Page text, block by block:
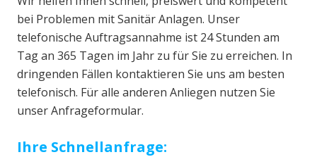
bei Problemen mit Sanitär Anlagen. Unser
telefonische Auftragsannahme ist 24 Stunden am
Tag an 365 Tagen im Jahr zu für Sie zu erreichen. In
dringenden Fällen kontaktieren Sie uns am besten
telefonisch. Für alle anderen Anliegen nutzen Sie
unser Anfrageformular.
Ihre Schnellanfrage: